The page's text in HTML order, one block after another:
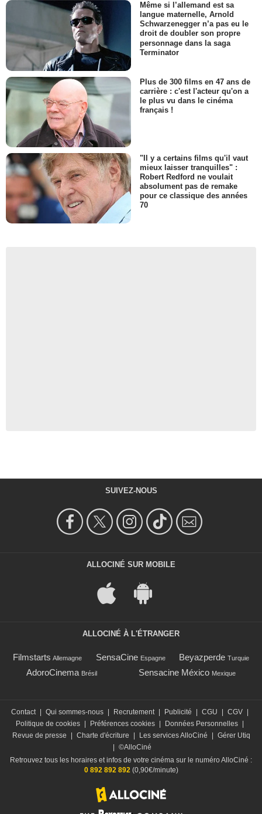
Même si l’allemand est sa
langue maternelle, Arnold
Schwarzenegger n’a pas eu le
droit de doubler son propre
personnage dans la saga
Terminator
Plus de 300 films en 47 ans de
carrière : c'est l'acteur qu'on a
le plus vu dans le cinéma
français !
"Il y a certains films qu'il vaut
mieux laisser tranquilles" :
Robert Redford ne voulait
absolument pas de remake
pour ce classique des années
70
SUIVEZ-NOUS
ALLOCINÉ SUR MOBILE
ALLOCINÉ À L'ÉTRANGER
Filmstarts Allemagne SensaCine Espagne Beyazperde Turquie
AdoroCinema Brésil Sensacine México Mexique
Contact Qui sommes-nous Recrutement Publicité CGU CGV
Politique de cookies
Préférences cookies Données Personnelles
Revue de presse
Charte d'écriture Les services AlloCiné
Gérer Utiq
©AlloCiné
Retrouvez tous les horaires et infos de votre cinéma sur le numéro AlloCiné :
0 892 892 892(0,90€/minute)